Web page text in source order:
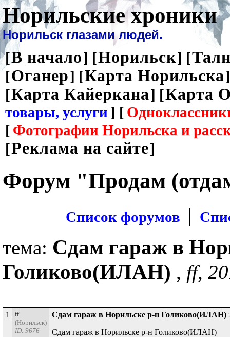
Норильские хроники
Норильск глазами людей.
[В начало] [Норильск] [
[Оганер] [Карта Норильска
[Карта Кайеркана] [Карта
товары, услуги ] [
[ Фотографии Норильска и
[Реклама на сайте]
Форум "Продам
Список форумов |
тема: Сдам гараж в
Голиково(ИЛАН) , ff,
1
ff
(Норильск)
ID: 9676
Сдам гараж в Норильске р-н Голиково(ИЛАН)
Сдам гараж в Норильске р-н Голиково(ИЛАН)